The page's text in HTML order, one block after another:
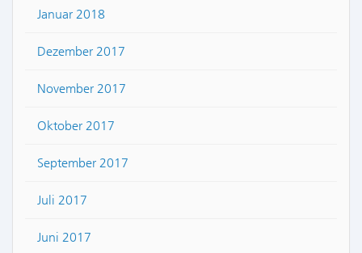
Januar 2018
Dezember 2017
November 2017
Oktober 2017
September 2017
Juli 2017
Juni 2017